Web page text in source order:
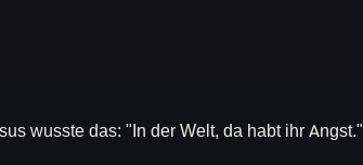
wusste das: "In der Welt, da habt ihr Angst."